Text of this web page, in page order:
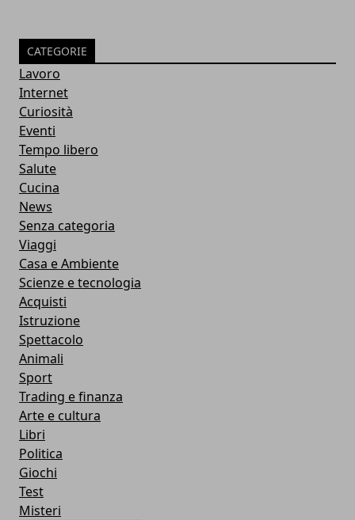
CATEGORIE
Lavoro
Internet
Curiosità
Eventi
Tempo libero
Salute
Cucina
News
Senza categoria
Viaggi
Casa e Ambiente
Scienze e tecnologia
Acquisti
Istruzione
Spettacolo
Animali
Sport
Trading e finanza
Arte e cultura
Libri
Politica
Giochi
Test
Misteri